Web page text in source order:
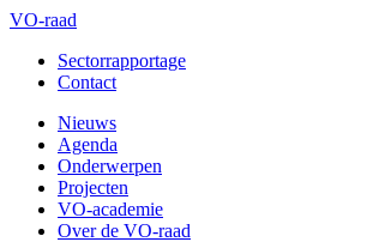
VO-raad
Sectorrapportage
Contact
Nieuws
Agenda
Onderwerpen
Projecten
VO-academie
Over de VO-raad